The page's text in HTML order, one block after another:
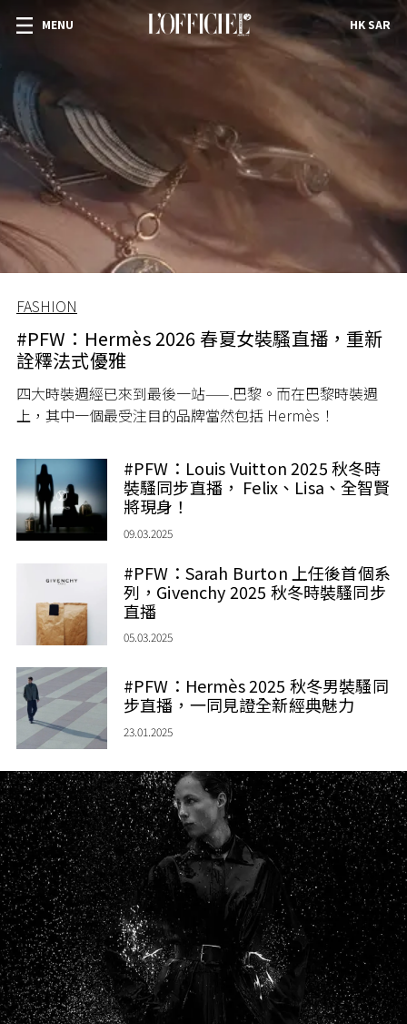
MENU HK SAR
FASHION
#PFW：Hermès 2026 春夏女裝騷直播，重新
詮釋法式優雅
四大時裝週經已來到最後一站⸺.巴黎。而在巴黎時裝週
上，其中一個最受注目的品牌當然包括 Hermès！
#PFW：Louis Vuitton 2025 秋冬時
裝騷同步直播， Felix、Lisa、全智賢
將現身！
09.03.2025
#PFW：​Sarah Burton 上任後首個系
列，Givenchy 2025 秋冬時裝騷同步
直播
05.03.2025
#PFW：Hermès 2025 秋冬男裝騷同
步直播，一同見證全新經典魅力
23.01.2025